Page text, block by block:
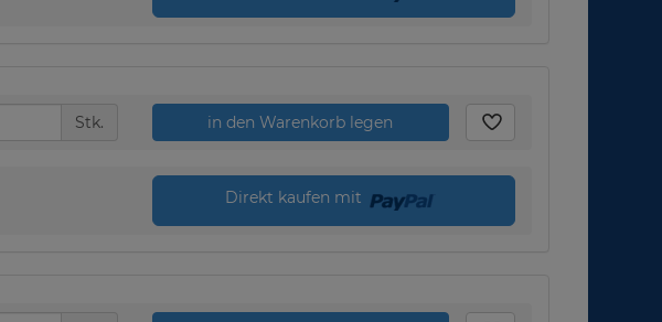
Stk. in den Warenkorb legen
Direkt kaufen mit